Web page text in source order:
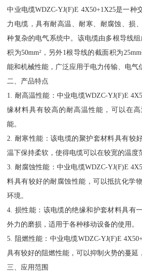
中业电缆WDZC-YJ(F)E 4X50+1X25是一种
力电缆，具有耐高温、耐寒、耐腐蚀、损
种复杂的电气系统中。该电缆由多根导线
积为50mm²，另外1根导线的截面积为
能和机械性能，广泛应用于电力传输、电气
二、产品特点
1. 耐高温性能：中业电缆WDZC-YJ(F)E
缘材料具有较高的耐高温性能，可以在
能。
2. 耐寒性能：该电缆的聚护套材料具有较
温下保持柔软，使得电缆可以在较宽的温度
3. 耐腐蚀性能：中业电缆WDZC-YJ(F)E
料具有较好的耐腐蚀性能，可以抵抗化学
环境。
4. 损性能：该电缆的绝缘和护套材料具有
外力的磨损，适用于各种移动设备的使用。
5. 阻燃性能：中业电缆WDZC-YJ(F)E
具有较好的阻燃性能，可以抑制火势的蔓延
三、应用范围